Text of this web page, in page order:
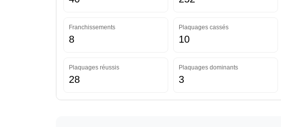
Franchissements
8
Plaquages cassés
10
Plaquages réussis
28
Plaquages dominants
3